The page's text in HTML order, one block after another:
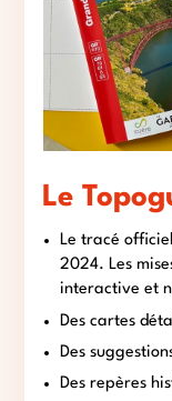
Le
Le tracé
2024. Les
interactive et
Des cartes
Des
Des repères